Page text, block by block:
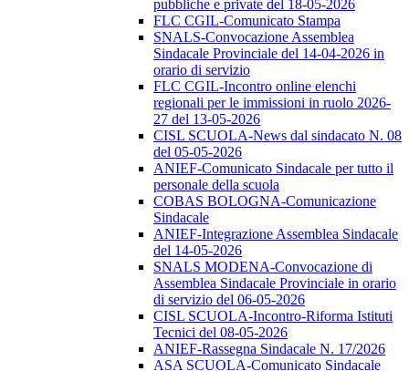
pubbliche e private del 18-05-2026
FLC CGIL-Comunicato Stampa
SNALS-Convocazione Assemblea
Sindacale Provinciale del 14-04-2026 in
orario di servizio
FLC CGIL-Incontro online elenchi
regionali per le immissioni in ruolo 2026-
27 del 13-05-2026
CISL SCUOLA-News dal sindacato N. 08
del 05-05-2026
ANIEF-Comunicato Sindacale per tutto il
personale della scuola
COBAS BOLOGNA-Comunicazione
Sindacale
ANIEF-Integrazione Assemblea Sindacale
del 14-05-2026
SNALS MODENA-Convocazione di
Assemblea Sindacale Provinciale in orario
di servizio del 06-05-2026
CISL SCUOLA-Incontro-Riforma Istituti
Tecnici del 08-05-2026
ANIEF-Rassegna Sindacale N. 17/2026
ASA SCUOLA-Comunicato Sindacale